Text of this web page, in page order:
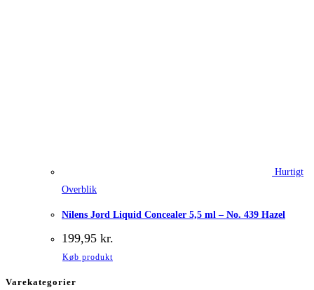
Hurtigt
Overblik
Nilens Jord Liquid Concealer 5,5 ml – No. 439 Hazel
199,95 kr.
Køb produkt
Varekategorier